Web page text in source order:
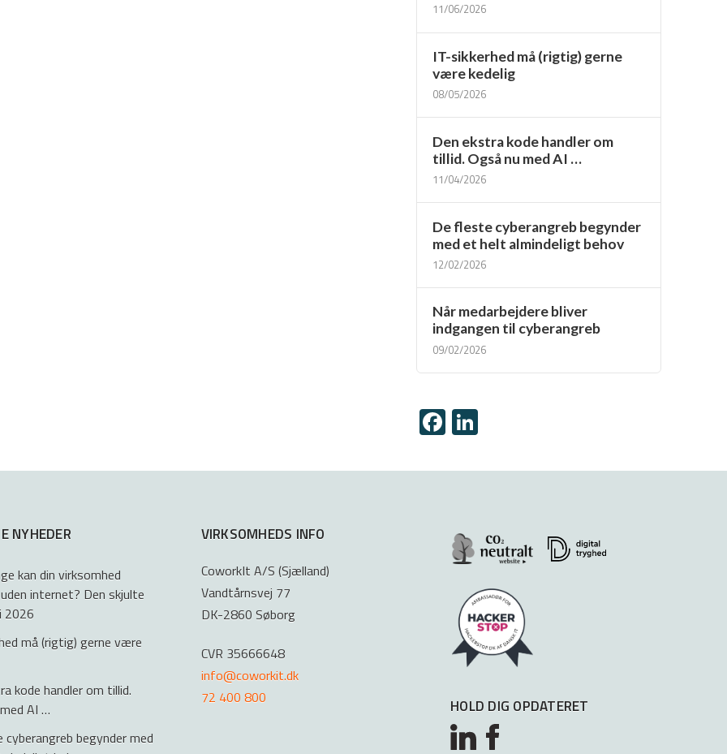
11/06/2026
IT-sikkerhed må (rigtig) gerne
være kedelig
08/05/2026
Den ekstra kode handler om
tillid. Også nu med AI …
11/04/2026
De fleste cyberangreb begynder
med et helt almindeligt behov
12/02/2026
Når medarbejdere bliver
indgangen til cyberangreb
09/02/2026
Facebook
NYHEDER
kan din virksomhed
internet? Den skjulte
2026
må (rigtig) gerne være
kode handler om tillid.
AI …
begynder med
VIRKSOMHEDS INFO
CoworkIt A/S (Sjælland)
Vandtårnsvej 77
DK-2860 Søborg
CVR 35666648
info@coworkit.dk
72 400 800
HOLD DIG OPDATERET